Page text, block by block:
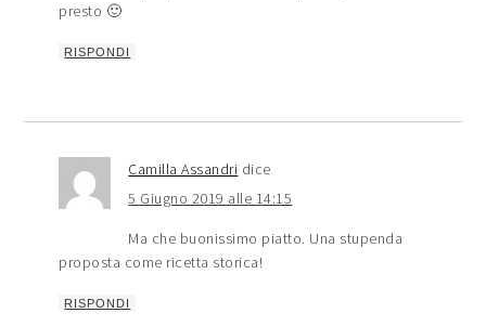
presto 🙂
RISPONDI
Camilla Assandri dice
5 Giugno 2019 alle 14:15
Ma che buonissimo piatto. Una stupenda
proposta come ricetta storica!
RISPONDI